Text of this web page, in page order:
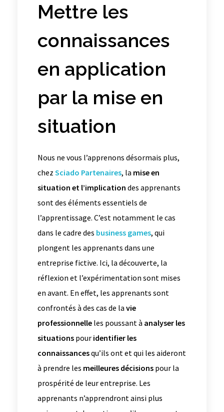
Mettre les
connaissances
en application
par la mise en
situation
Nous ne vous l’apprenons désormais plus,
chez Sciado Partenaires, la mise en
situation et l’implication des apprenants
sont des éléments essentiels de
l’apprentissage. C’est notamment le cas
dans le cadre des business games, qui
plongent les apprenants dans une
entreprise fictive. Ici, la découverte, la
réflexion et l’expérimentation sont mises
en avant. En effet, les apprenants sont
confrontés à des cas de la vie
professionnelle les poussant à analyser les
situations pour identifier les
connaissancesqu’ils ont et qui les aideront
à prendre les meilleures décisions pour la
prospérité de leur entreprise. Les
apprenants n’apprendront ainsi plus